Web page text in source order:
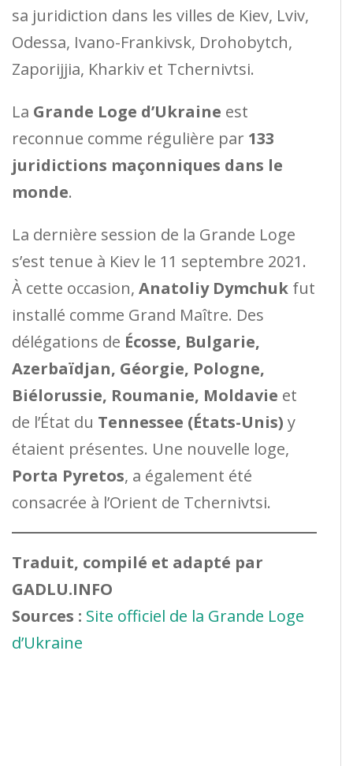
sa juridiction dans les villes de Kiev, Lviv,
Odessa, Ivano-Frankivsk, Drohobytch,
Zaporijjia, Kharkiv et Tchernivtsi.
La Grande Loge d’Ukraine est
reconnue comme régulière par 133
juridictions maçonniques dans le
monde.
La dernière session de la Grande Loge
s’est tenue à Kiev le 11 septembre 2021.
À cette occasion, Anatoliy Dymchuk fut
installé comme Grand Maître. Des
délégations de Écosse, Bulgarie,
Azerbaïdjan, Géorgie, Pologne,
Biélorussie, Roumanie, Moldavie et
de l’État du Tennessee (États-Unis) y
étaient présentes. Une nouvelle loge,
Porta Pyretos, a également été
consacrée à l’Orient de Tchernivtsi.
Traduit, compilé et adapté par
GADLU.INFO
Sources : Site officiel de la Grande Loge
d’Ukraine